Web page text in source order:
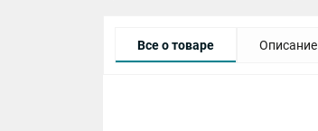
Все о товаре Описание